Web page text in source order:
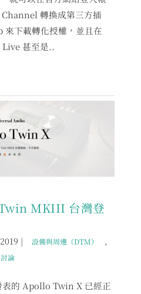
轉換成第三方插
下載轉化授權，並且在
甚至是..
MKIII 台灣登
| 設備與周邊（DTM） ,
論
的 Apollo Twin X 已經正